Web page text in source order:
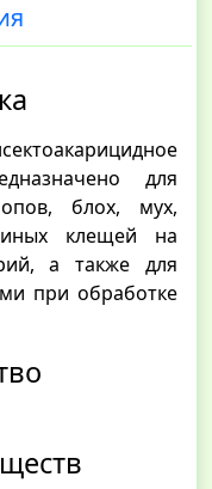
для
блох, мух,
клещей на
а также для
при обработке